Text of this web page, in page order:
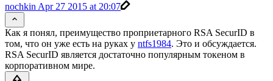
nochkin Apr 27 2015 at 20:07
Как я понял, преимущество проприетарного RSA SecurID в
том, что он уже есть на руках у ntfs1984. Это и обсуждается.
RSA SecurID является достаточно популярным токеном в
корпоративном мире.